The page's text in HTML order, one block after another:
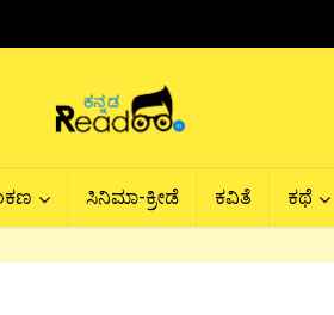
ಸಿನಿಮಾ-ಕ್ರೀಡೆ ಕವಿತೆ ಕಥೆ